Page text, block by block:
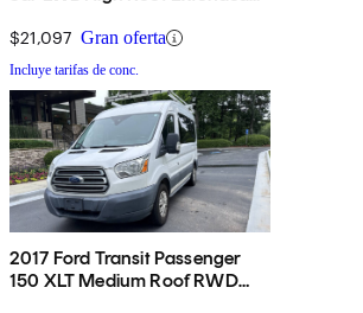
Passenger Side Door
$21,097 Gran oferta
Incluye tarifas de conc.
2017 Ford Transit Passenger
150 XLT Medium Roof RWD